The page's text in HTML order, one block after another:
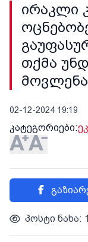
ირაკლი
თქმა
02-12-2024 19:19
კატეგორიები:
პოსტი ნახა: